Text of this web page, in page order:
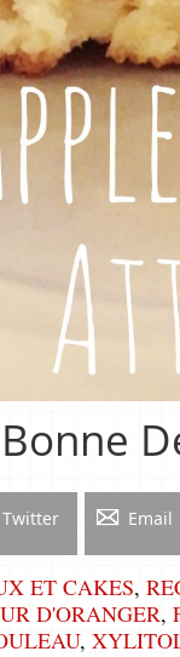
Bonne
Twitter Email
ET CAKES,
D'ORANGER,
,